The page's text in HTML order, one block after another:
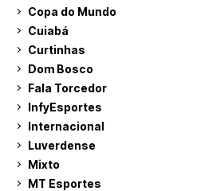
Copa do Mundo
Cuiabá
Curtinhas
Dom Bosco
Fala Torcedor
InfyEsportes
Internacional
Luverdense
Mixto
MT Esportes